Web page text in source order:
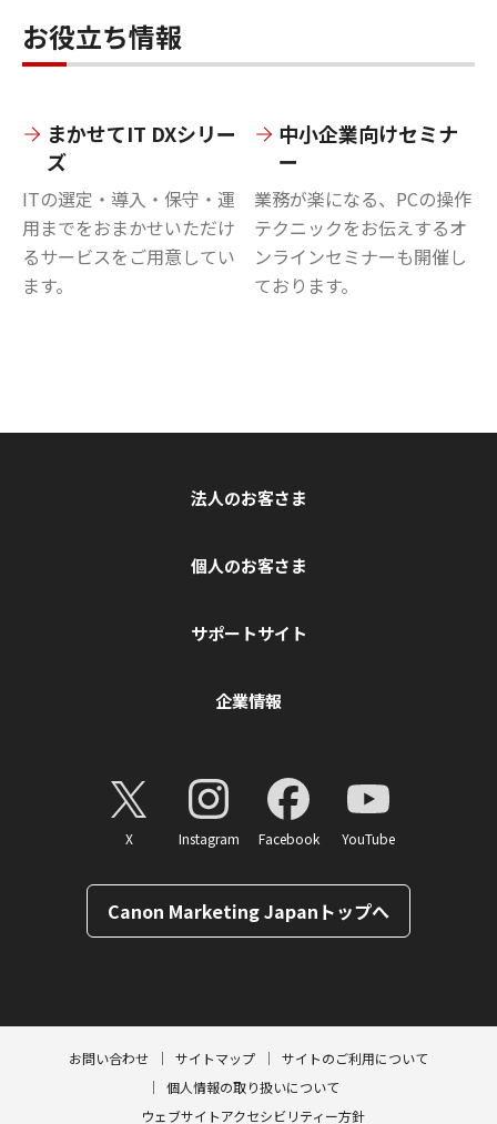
お役立ち情報
まかせてIT DXシリー
ズ
ITの選定・導入・保守・運
用までをおまかせいただけ
るサービスをご用意してい
ます。
中小企業向けセミナ
ー
業務が楽になる、PCの操作
テクニックをお伝えするオ
ンラインセミナーも開催し
ております。
法人のお客さま
個人のお客さま
サポートサイト
企業情報
X Instagram Facebook YouTube
Canon Marketing Japanトップへ
お問い合わせ サイトマップ
サイトのご利用について
個人情報の取り扱いについて
ウェブサイトアクセシビリティー方針